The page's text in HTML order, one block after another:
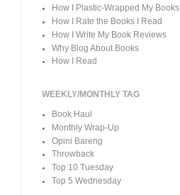
How I Plastic-Wrapped My Books
How I Rate the Books I Read
How I Write My Book Reviews
Why Blog About Books
How I Read
WEEKLY/MONTHLY TAG
Book Haul
Monthly Wrap-Up
Opini Bareng
Throwback
Top 10 Tuesday
Top 5 Wednesday